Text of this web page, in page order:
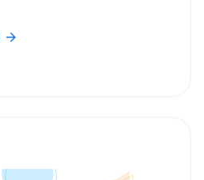
arrow_forward